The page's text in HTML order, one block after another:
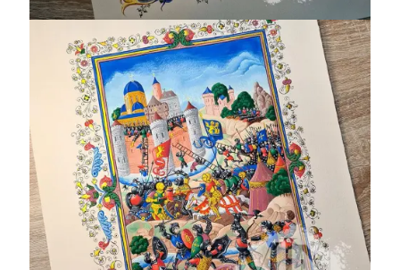
Assedio ad un
castello – Lewis E M
75:13